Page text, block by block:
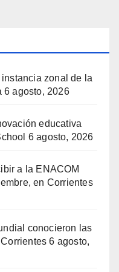
zonal de la
6 agosto, 2026
educativa
6 agosto, 2026
a la ENACOM
en Corrientes
conocieron las
6 agosto,